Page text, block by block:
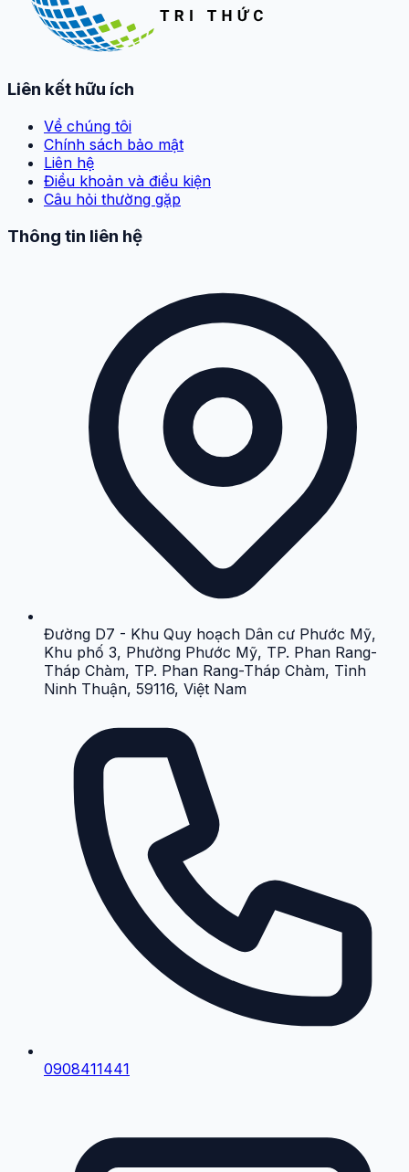
Liên kết hữu ích
Về chúng tôi
Chính sách bảo mật
Liên hệ
Điều khoản và điều kiện
Câu hỏi thường gặp
Thông tin liên hệ
Đường D7 - Khu Quy hoạch Dân cư Phước Mỹ,
Khu phố 3, Phường Phước Mỹ, TP. Phan Rang-
Tháp Chàm, TP. Phan Rang-Tháp Chàm, Tỉnh
Ninh Thuận, 59116, Việt Nam
0908411441